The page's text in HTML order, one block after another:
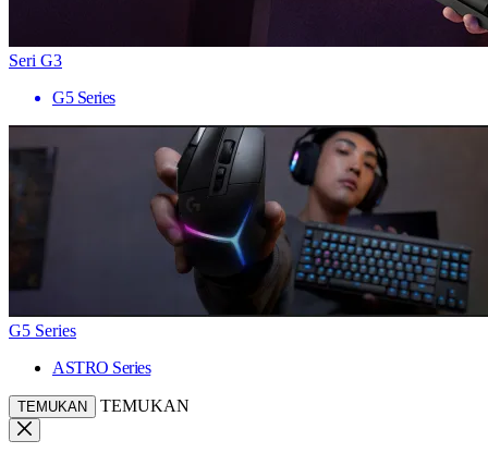
Seri G3
G5 Series
G5 Series
ASTRO Series
TEMUKAN TEMUKAN